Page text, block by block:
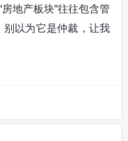
地产板块”往往包含管
以为它是仲裁，让我